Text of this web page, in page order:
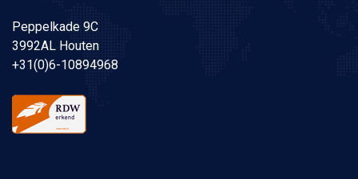
Peppelkade 9C
3992AL Houten
+31(0)6-10894968